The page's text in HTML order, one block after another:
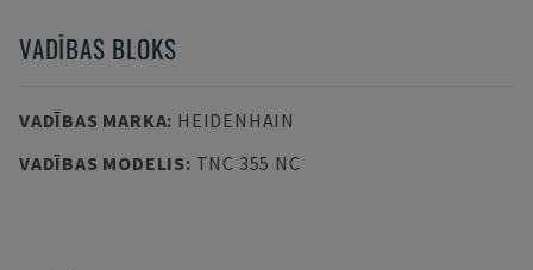
VADĪBAS BLOKS
VADĪBAS MARKA: HEIDENHAIN
VADĪBAS MODELIS: TNC 355 NC